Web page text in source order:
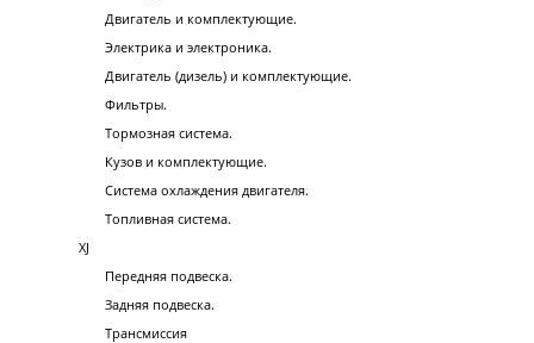
Двигатель и комплектующие.
Электрика и электроника.
Двигатель (дизель) и комплектующие.
Фильтры.
Тормозная система.
Кузов и комплектующие.
Система охлаждения двигателя.
Топливная система.
XJ
Передняя подвеска.
Задняя подвеска.
Трансмиссия